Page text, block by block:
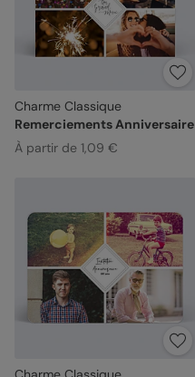
Charme Classique
Remerciements Anniversaire
À partir de 1,09 €